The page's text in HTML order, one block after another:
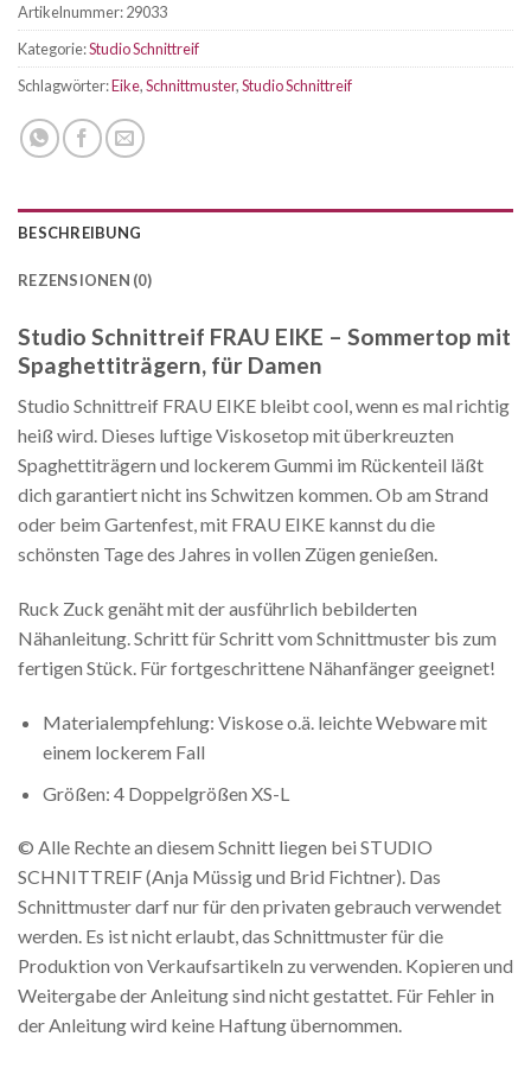
Artikelnummer:29033
Kategorie:Studio Schnittreif
Schlagwörter:Eike,Schnittmuster,Studio Schnittreif
BESCHREIBUNG
REZENSIONEN (0)
Studio Schnittreif FRAU EIKE – Sommertop mit
Spaghettiträgern, für Damen
Studio Schnittreif FRAU EIKE bleibt cool, wenn es mal richtig
heiß wird. Dieses luftige Viskosetop mit überkreuzten
Spaghettiträgern und lockerem Gummi im Rückenteil läßt
dich garantiert nicht ins Schwitzen kommen. Ob am Strand
oder beim Gartenfest, mit FRAU EIKE kannst du die
schönsten Tage des Jahres in vollen Zügen genießen.
Ruck Zuck genäht mit der ausführlich bebilderten
Nähanleitung. Schritt für Schritt vom Schnittmuster bis zum
fertigen Stück. Für fortgeschrittene Nähanfänger geeignet!
Materialempfehlung: Viskose o.ä. leichte Webware mit
einem lockerem Fall
Größen: 4 Doppelgrößen XS-L
© Alle Rechte an diesem Schnitt liegen bei STUDIO
SCHNITTREIF (Anja Müssig und Brid Fichtner). Das
Schnittmuster darf nur für den privaten gebrauch verwendet
werden. Es ist nicht erlaubt, das Schnittmuster für die
Produktion von Verkaufsartikeln zu verwenden. Kopieren und
Weitergabe der Anleitung sind nicht gestattet. Für Fehler in
der Anleitung wird keine Haftung übernommen.